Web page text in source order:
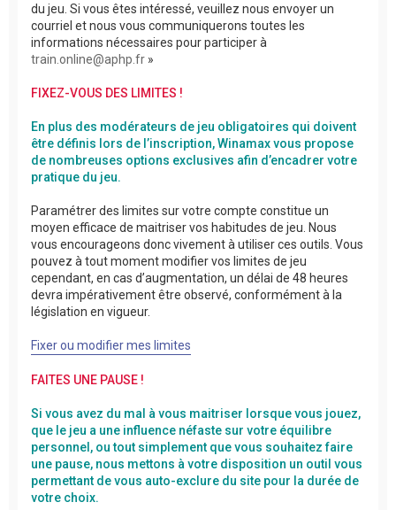
du jeu. Si vous êtes intéressé, veuillez nous envoyer un
courriel et nous vous communiquerons toutes les
informations nécessaires pour participer à
train.online@aphp.fr »
FIXEZ-VOUS DES LIMITES !
En plus des modérateurs de jeu obligatoires qui doivent
être définis lors de l’inscription, Winamax vous propose
de nombreuses options exclusives afin d’encadrer votre
pratique du jeu.
Paramétrer des limites sur votre compte constitue un
moyen efficace de maitriser vos habitudes de jeu. Nous
vous encourageons donc vivement à utiliser ces outils. Vous
pouvez à tout moment modifier vos limites de jeu
cependant, en cas d’augmentation, un délai de 48 heures
devra impérativement être observé, conformément à la
législation en vigueur.
Fixer ou modifier mes limites
FAITES UNE PAUSE !
Si vous avez du mal à vous maitriser lorsque vous jouez,
que le jeu a une influence néfaste sur votre équilibre
personnel, ou tout simplement que vous souhaitez faire
une pause, nous mettons à votre disposition un outil vous
permettant de vous auto-exclure du site pour la durée de
votre choix.